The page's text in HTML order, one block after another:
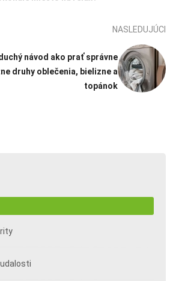
NASLEDUJÚCI
návod ako prať správne
druhy oblečenia, bielizne a
topánok